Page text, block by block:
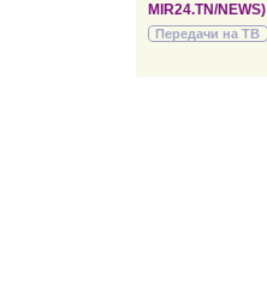
MIR24.TN/NEWS)
Передачи на ТВ